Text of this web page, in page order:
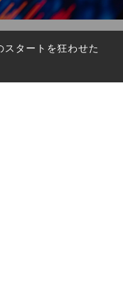
スタートを狂わせた
ド